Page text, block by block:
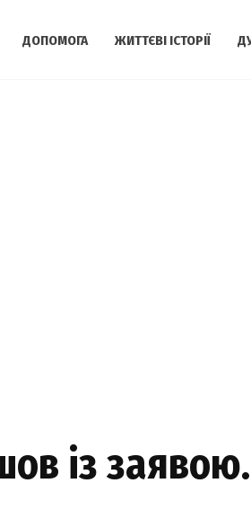
ДОПОМОГА ЖИТТЄВІ ІСТОРІЇ
iз